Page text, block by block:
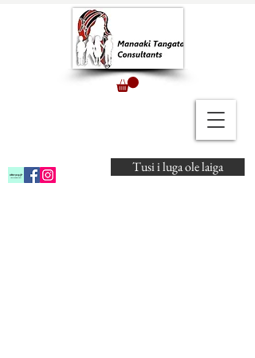
Tusi i luga ole laiga